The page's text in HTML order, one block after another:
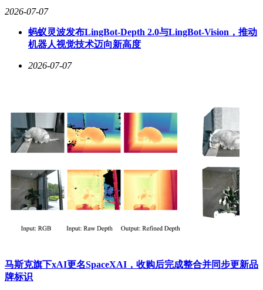
2026-07-07
蚂蚁灵波发布LingBot-Depth 2.0与LingBot-Vision，推动
机器人视觉技术迈向新高度
2026-07-07
马斯克旗下xAI更名SpaceXAI，收购后完成整合并同步更新品
牌标识